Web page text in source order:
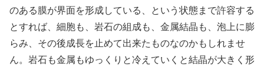
のある膜が界面を形成している、という状態まで許容する
とすれば、細胞も、岩石の組成も、金属結晶も、泡上に膨
らみ、その後成長を止めて出来たものなのかもしれませ
ん。岩石も金属もゆっくりと冷えていくと結晶が大きく形